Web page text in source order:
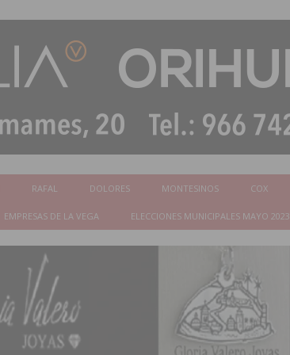
RAFAL DOLORES MONTESINOS COX
EMPRESAS DE LA VEGA ELECCIONES MUNICIPALES MAYO 2023